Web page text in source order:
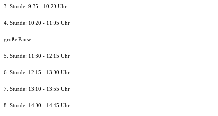
3. Stunde: 9:35 - 10:20 Uhr
4. Stunde: 10:20 - 11:05 Uhr
große Pause
5. Stunde: 11:30 - 12:15 Uhr
6. Stunde: 12:15 - 13:00 Uhr
7. Stunde: 13:10 - 13:55 Uhr
8. Stunde: 14:00 - 14:45 Uhr